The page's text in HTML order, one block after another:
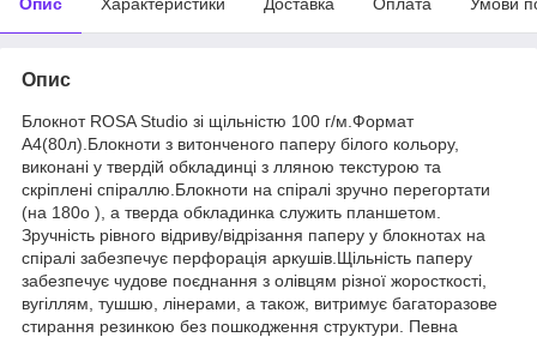
Опис
Блокнот ROSA Studio зі щільністю 100 г/м.Формат
А4(80л).Блокноти з витонченого паперу білого кольору,
виконані у твердій обкладинці з лляною текстурою та
скріплені спіраллю.Блокноти на спіралі зручно перегортати
(на 180о ), а тверда обкладинка служить планшетом.
Зручність рівного відриву/відрізання паперу у блокнотах на
спіралі забезпечує перфорація аркушів.Щільність паперу
забезпечує чудове поєднання з олівцям різної жоросткості,
вугіллям, тушшю, лінерами, а також, витримує багаторазове
стирання резинкою без пошкодження структури. Певна